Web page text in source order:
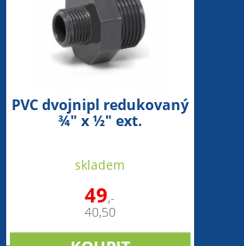
PVC dvojnipl redukovaný
¾" x ½" ext.
skladem
49,-
40,50